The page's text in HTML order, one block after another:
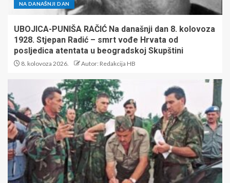
NA DANAŠNJI DAN
UBOJICA-PUNIŠA RAČIĆ Na današnji dan 8. kolovoza
1928. Stjepan Radić – smrt vođe Hrvata od
posljedica atentata u beogradskoj Skupštini
8. kolovoza 2026. Autor: Redakcija HB